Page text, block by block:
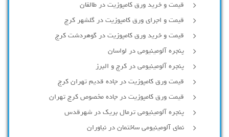
قیمت و خرید ورق کامپوزیت در طالقان
قیمت و اجرای ورق کامپوزیت در گلشهر کرج
قیمت و خرید ورق کامپوزیت در گوهردشت کرج
پنجره آلومینیومی در لواسان
پنجره آلومینیومی در کرج و البرز
قیمت ورق کامپوزیت در جاده قدیم تهران کرج
قیمت ورق کامپوزیت در جاده مخصوص کرج تهران
پنجره آلومینیومی ترمال بریک در شهرقدس
نمای آلومینیومی ساختمان در نیاوران